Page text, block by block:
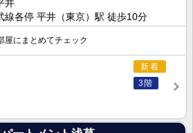
井
線各停 平井（東京）駅 徒歩10分
屋にまとめてチェック
新着
3階